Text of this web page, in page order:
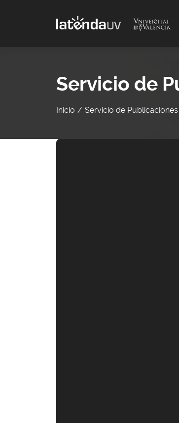
Servicio de
Inicio Servicio de